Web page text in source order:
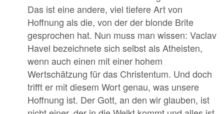
Das ist eine andere, viel tiefere Art von
Hoffnung als die, von der der blonde Brite
gesprochen hat. Nun muss man wissen: Vaclav
Havel bezeichnete sich selbst als Atheisten,
wenn auch einen mit einer hohem
Wertschätzung für das Christentum. Und doch
trifft er mit diesem Wort genau, was unsere
Hoffnung ist. Der Gott, an den wir glauben, ist